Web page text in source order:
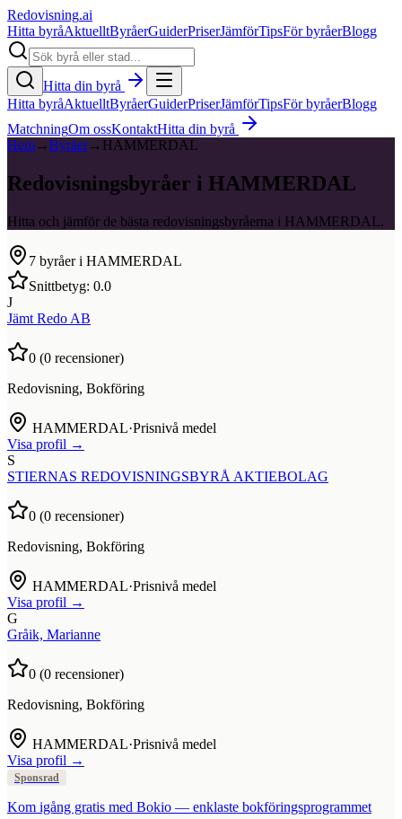
Redovisning.ai
Hitta byråAktuelltByråerGuiderPriserJämförTipsFör byråerBlogg
Hitta din byrå
Hitta byråAktuelltByråerGuiderPriserJämförTipsFör byråerBlogg
MatchningOm ossKontaktHitta din byrå
Hem→Byråer→ HAMMERDAL
Redovisningsbyråer i HAMMERDAL
Hitta och jämför de bästa redovisningsbyråerna i HAMMERDAL.
7 byråer i HAMMERDAL
Snittbetyg: 0.0
J
Jämt Redo AB
0 (0 recensioner)
Redovisning, Bokföring
HAMMERDAL·Prisnivå medel
Visa profil →
S
STIERNAS REDOVISNINGSBYRÅ AKTIEBOLAG
0 (0 recensioner)
Redovisning, Bokföring
HAMMERDAL·Prisnivå medel
Visa profil →
G
Gråik, Marianne
0 (0 recensioner)
Redovisning, Bokföring
HAMMERDAL·Prisnivå medel
Visa profil →
Sponsrad
Kom igång gratis med Bokio — enklaste bokföringsprogrammet